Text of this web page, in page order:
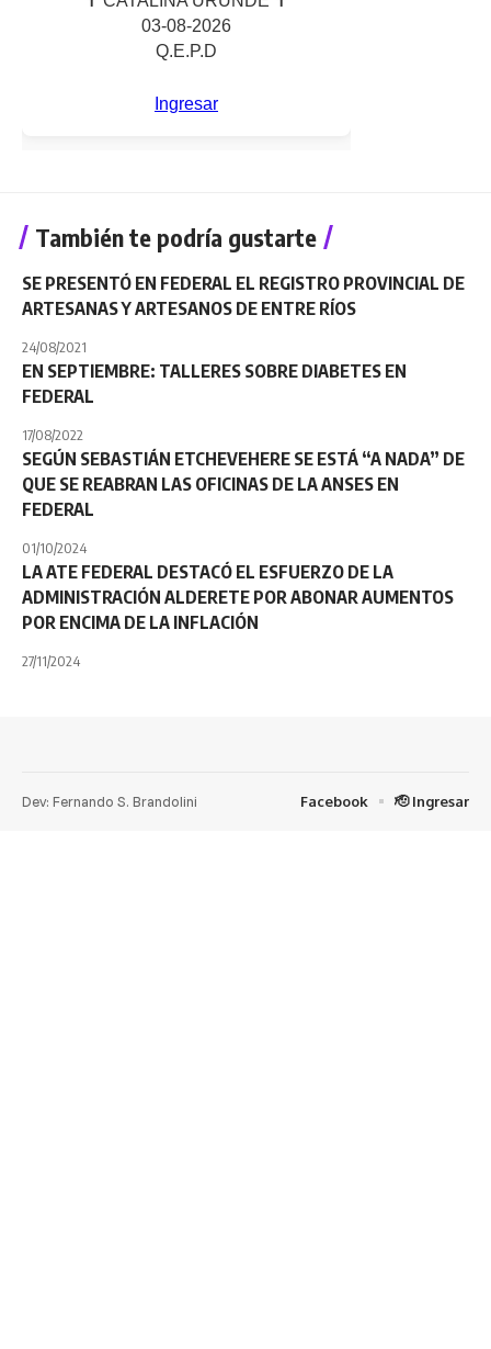
También te podría gustarte
SE PRESENTÓ EN FEDERAL EL REGISTRO PROVINCIAL DE
ARTESANAS Y ARTESANOS DE ENTRE RÍOS
24/08/2021
EN SEPTIEMBRE: TALLERES SOBRE DIABETES EN
FEDERAL
17/08/2022
SEGÚN SEBASTIÁN ETCHEVEHERE SE ESTÁ “A NADA” DE
QUE SE REABRAN LAS OFICINAS DE LA ANSES EN
FEDERAL
01/10/2024
LA ATE FEDERAL DESTACÓ EL ESFUERZO DE LA
ADMINISTRACIÓN ALDERETE POR ABONAR AUMENTOS
POR ENCIMA DE LA INFLACIÓN
27/11/2024
Dev: Fernando S. Brandolini Facebook 🫡 Ingresar